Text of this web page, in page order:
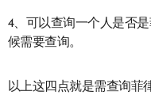
4、可以查询一个人是否
候需要查询。
以上这四点就是需查询菲